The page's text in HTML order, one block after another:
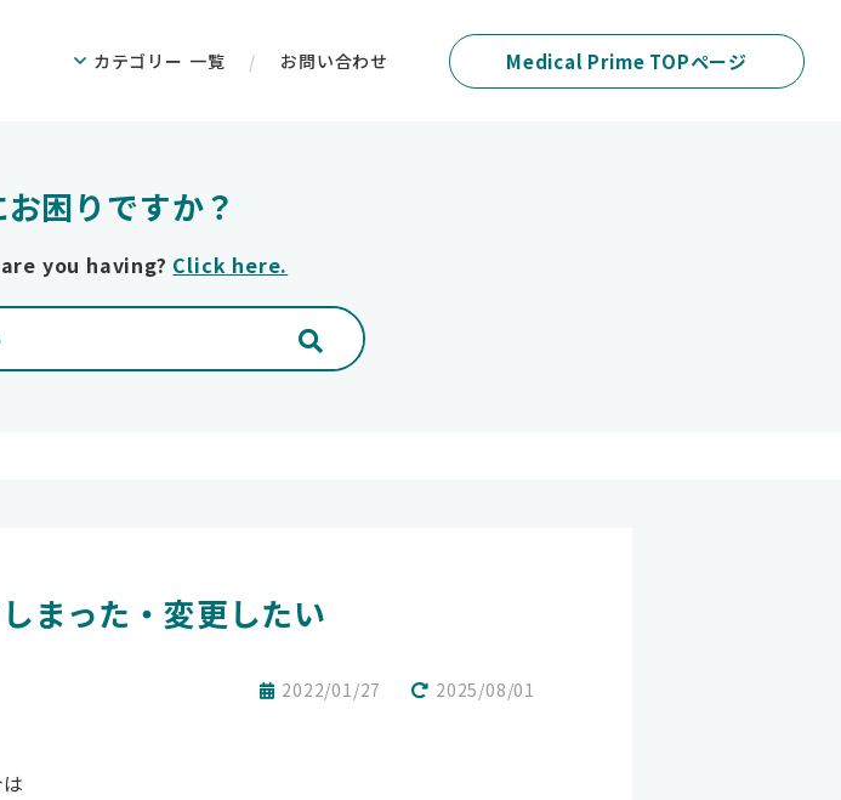
カテゴリー 一覧 お問い合わせ Medical Prime TOPページ
困りですか？
you having? Click here.
まった・変更したい
2022/01/27 2025/08/01